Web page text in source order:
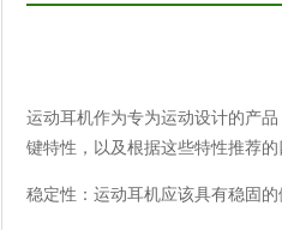
运动耳机作为专为运动设计的产
键特性，以及根据这些特性推荐的
稳定性：运动耳机应该具有稳固